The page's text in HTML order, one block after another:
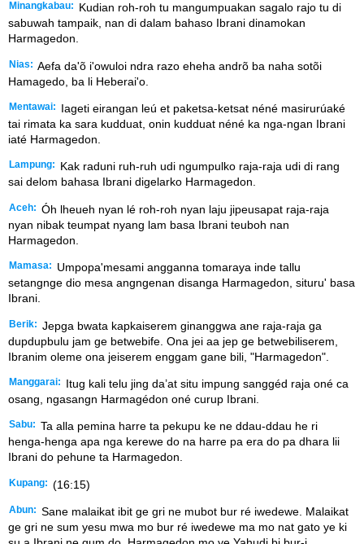
Minangkabau:
Kudian roh-roh tu mangumpuakan sagalo rajo tu di
sabuwah tampaik, nan di dalam bahaso Ibrani dinamokan
Harmagedon.
Nias: Aefa da'õ i'owuloi ndra razo eheha andrõ ba naha sotõi
Hamagedo, ba li Heberai'o.
Mentawai:
Iageti eirangan leú et paketsa-ketsat néné masirurúaké
tai rimata ka sara kudduat, onin kudduat néné ka nga-ngan Ibrani
iaté Harmagedon.
Lampung:
Kak raduni ruh-ruh udi ngumpulko raja-raja udi di rang
sai delom bahasa Ibrani digelarko Harmagedon.
Aceh: Óh lheueh nyan lé roh-roh nyan laju jipeusapat raja-raja
nyan nibak teumpat nyang lam basa Ibrani teuboh nan
Harmagedon.
Mamasa:
Umpopa'mesami angganna tomaraya inde tallu
setangnge dio mesa angngenan disanga Harmagedon, situru' basa
Ibrani.
Berik: Jepga bwata kapkaiserem ginanggwa ane raja-raja ga
dupdupbulu jam ge betwebife. Ona jei aa jep ge betwebiliserem,
Ibranim oleme ona jeiserem enggam gane bili, "Harmagedon".
Manggarai:
Itug kali telu jing da’at situ impung sanggéd raja oné ca
osang, ngasangn Harmagédon oné curup Ibrani.
Sabu: Ta alla pemina harre ta pekupu ke ne ddau-ddau he ri
henga-henga apa nga kerewe do na harre pa era do pa dhara lii
Ibrani do pehune ta Harmagedon.
Kupang: (16:15)
Abun: Sane malaikat ibit ge gri ne mubot bur ré iwedewe. Malaikat
ge gri ne sum yesu mwa mo bur ré iwedewe ma mo nat gato ye ki